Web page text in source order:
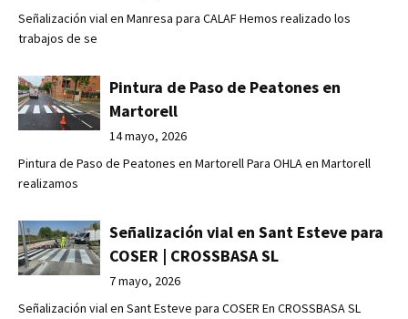
Señalización vial en Manresa para CALAF Hemos realizado los
trabajos de se
Pintura de Paso de Peatones en
Martorell
14 mayo, 2026
Pintura de Paso de Peatones en Martorell Para OHLA en Martorell
realizamos
Señalización vial en Sant Esteve para
COSER | CROSSBASA SL
7 mayo, 2026
Señalización vial en Sant Esteve para COSER En CROSSBASA SL